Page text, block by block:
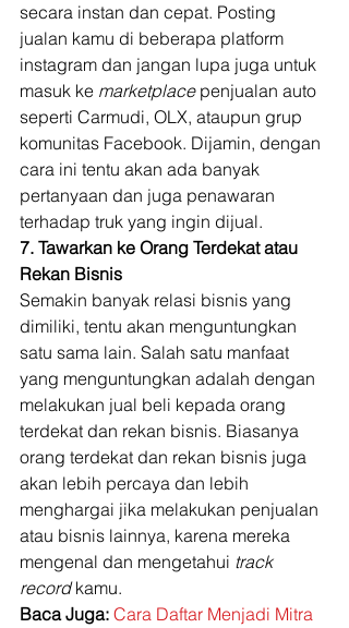
secara instan dan cepat. Posting
jualan kamu di beberapa platform
instagram dan jangan lupa juga untuk
masuk ke marketplace penjualan auto
seperti Carmudi, OLX, ataupun grup
komunitas Facebook. Dijamin, dengan
cara ini tentu akan ada banyak
pertanyaan dan juga penawaran
terhadap truk yang ingin dijual.
7. Tawarkan ke Orang Terdekat atau
Rekan Bisnis
Semakin banyak relasi bisnis yang
dimiliki, tentu akan menguntungkan
satu sama lain. Salah satu manfaat
yang menguntungkan adalah dengan
melakukan jual beli kepada orang
terdekat dan rekan bisnis. Biasanya
orang terdekat dan rekan bisnis juga
akan lebih percaya dan lebih
menghargai jika melakukan penjualan
atau bisnis lainnya, karena mereka
mengenal dan mengetahui track
record kamu.
Baca Juga: Cara Daftar Menjadi Mitra